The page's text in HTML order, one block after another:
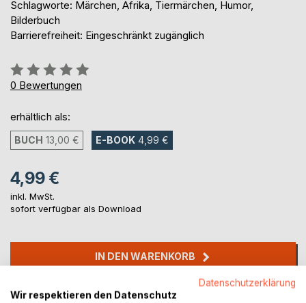
Schlagworte: Märchen, Afrika, Tiermärchen, Humor,
Bilderbuch
Barrierefreiheit: Eingeschränkt zugänglich
Bewertung::
0%
0 Bewertungen
erhältlich als:
BUCH 13,00 € E-BOOK 4,99 €
4,99 €
inkl. MwSt.
sofort verfügbar als Download
IN DEN WARENKORB
Auf die Merkliste
Datenschutzerklärung
Wir respektieren den Datenschutz